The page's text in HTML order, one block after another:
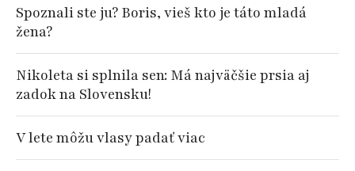
Spoznali ste ju? Boris, vieš kto je táto mladá
žena?
Nikoleta si splnila sen: Má najväčšie prsia aj
zadok na Slovensku!
V lete môžu vlasy padať viac